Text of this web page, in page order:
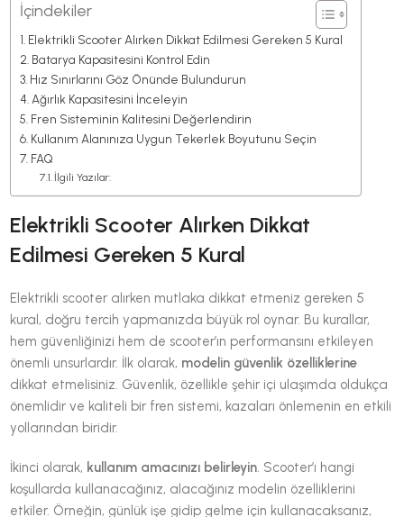
İçindekiler
Elektrikli Scooter Alırken Dikkat Edilmesi Gereken 5 Kural
Batarya Kapasitesini Kontrol Edin
Hız Sınırlarını Göz Önünde Bulundurun
Ağırlık Kapasitesini İnceleyin
Fren Sisteminin Kalitesini Değerlendirin
Kullanım Alanınıza Uygun Tekerlek Boyutunu Seçin
FAQ
İlgili Yazılar:
Elektrikli Scooter Alırken Dikkat
Edilmesi Gereken 5 Kural
Elektrikli scooter alırken mutlaka dikkat etmeniz gereken 5
kural, doğru tercih yapmanızda büyük rol oynar. Bu kurallar,
hem güvenliğinizi hem de scooter’ın performansını etkileyen
önemli unsurlardır. İlk olarak, modelin güvenlik özelliklerine
dikkat etmelisiniz. Güvenlik, özellikle şehir içi ulaşımda oldukça
önemlidir ve kaliteli bir fren sistemi, kazaları önlemenin en etkili
yollarından biridir.
İkinci olarak, kullanım amacınızı belirleyin. Scooter’ı hangi
koşullarda kullanacağınız, alacağınız modelin özelliklerini
etkiler. Örneğin, günlük işe gidip gelme için kullanacaksanız,